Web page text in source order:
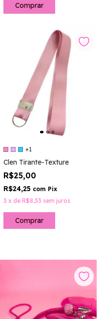
Comprar
+1
Clen Tirante-Texture
R$25,00
R$24,25 com Pix
3 x de R$8,33 sem juros
Comprar